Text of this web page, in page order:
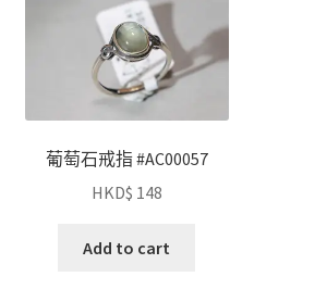
葡萄石戒指 #AC00057
HKD$ 148
Add to cart